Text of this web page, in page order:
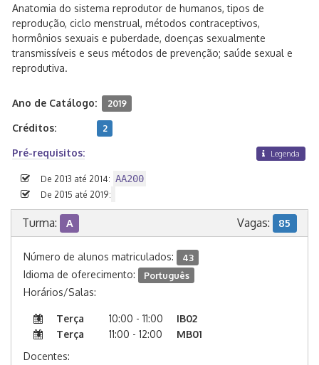
Anatomia do sistema reprodutor de humanos, tipos de
reprodução, ciclo menstrual, métodos contraceptivos,
hormônios sexuais e puberdade, doenças sexualmente
transmissíveis e seus métodos de prevenção; saúde sexual e
reprodutiva.
Ano de Catálogo: 2019
Créditos: 2
Pré-requisitos: Legenda
De 2013 até 2014: AA200
De 2015 até 2019:
Turma: A Vagas: 85
Número de alunos matriculados: 43
Idioma de oferecimento: Português
Horários/Salas:
Terça 10:00 - 11:00
IB02
Terça
11:00 - 12:00
MB01
Docentes: